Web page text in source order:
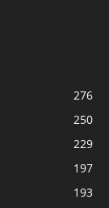
276
250
229
197
193